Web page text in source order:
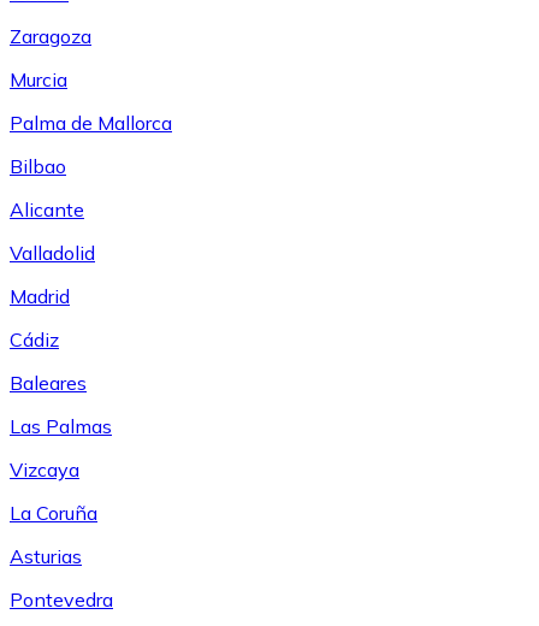
Zaragoza
Murcia
Palma de Mallorca
Bilbao
Alicante
Valladolid
Madrid
Cádiz
Baleares
Las Palmas
Vizcaya
La Coruña
Asturias
Pontevedra